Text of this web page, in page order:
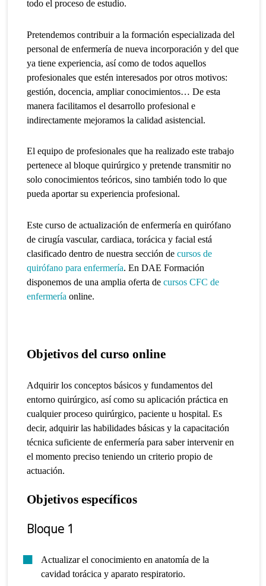
todo el proceso de estudio.
Pretendemos contribuir a la formación especializada del
personal de enfermería de nueva incorporación y del que
ya tiene experiencia, así como de todos aquellos
profesionales que estén interesados por otros motivos:
gestión, docencia, ampliar conocimientos… De esta
manera facilitamos el desarrollo profesional e
indirectamente mejoramos la calidad asistencial.
El equipo de profesionales que ha realizado este trabajo
pertenece al bloque quirúrgico y pretende transmitir no
solo conocimientos teóricos, sino también todo lo que
pueda aportar su experiencia profesional.
Este curso de actualización de enfermería en quirófano
de cirugía vascular, cardiaca, torácica y facial está
clasificado dentro de nuestra sección decursos de
quirófano para enfermería. En DAE Formación
disponemos de una amplia oferta decursos CFC de
enfermería online.
Objetivos del curso online
Adquirir los conceptos básicos y fundamentos del
entorno quirúrgico, así como su aplicación práctica en
cualquier proceso quirúrgico, paciente u hospital.Es
decir, adquirir las habilidades básicas y la capacitación
técnica suficiente de enfermería para saber intervenir en
el momento preciso teniendo un criterio propio de
actuación.
Objetivos específicos
Bloque 1
Actualizar el conocimiento en anatomía de la
cavidad torácica y aparato respiratorio.